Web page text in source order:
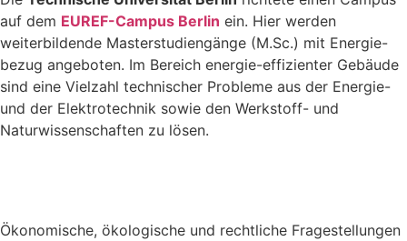
auf dem EUREF-Campus Berlin ein. Hier werden
weiterbildende Masterstudiengänge (M.Sc.) mit Energie-
bezug angeboten. Im Bereich energie-effizienter Gebäude
sind eine Vielzahl technischer Probleme aus der Energie-
und der Elektrotechnik sowie den Werkstoff- und
Naturwissenschaften zu lösen.
Ökonomische, ökologische und rechtliche Fragestellungen